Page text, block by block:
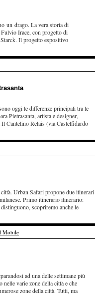
un drago. La vera storia di
Irace, con progetto di
Il progetto espositivo
oggi le differenze principali tra le
Pietrasanta, artista e designer,
Cantelino Relais (via Castelfidardo
Urban Safari propone due itinerari
Primo itinerario itinerario:
scopriremo anche le
Mobile
ad una delle settimane più
nelle varie zone della città e che
zone della città. Tutti, ma